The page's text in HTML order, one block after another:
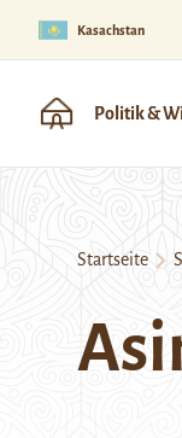
Kasachstan
Politik &
Startseite